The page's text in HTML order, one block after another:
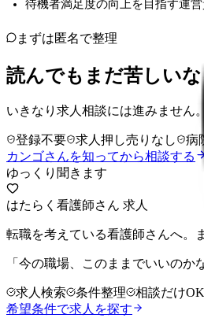
待機者満足度の向上を目指す運
まずは匿名で整理
読んでもまだ苦しい
いきなり求人相談には進みません
登録不要 求人押し売りなし
病
カンゴさんを知ってから相談する
ゆっくり聞きます
はたらく看護師さん 求人
転職を考えている看護師さんへ。
「今の職場、このままでいいの
求人検索 条件整理
相談だけOK
希望条件で求人を探す